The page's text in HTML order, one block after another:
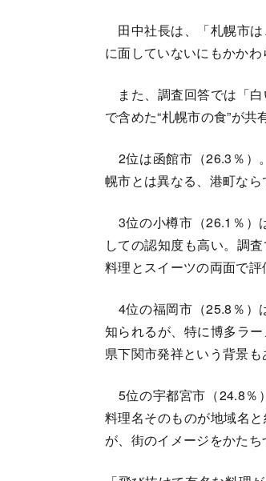
田中社長は、「札幌市
に面していないにもかか
また、調査回答では「
で含めた“札幌市の食”が共
2位は函館市（26.3％）
幌市とは異なる、港町なら
3位の小樽市（26.1％）
しての認知度も高い。調
料理とスイーツの両面で評
4位の福岡市（25.8％）
知られるが、特に博多ラ
県下関市発祥という背景
5位の宇都宮市（24.8％
料理名そのものが地域名
が、街のイメージをかたち